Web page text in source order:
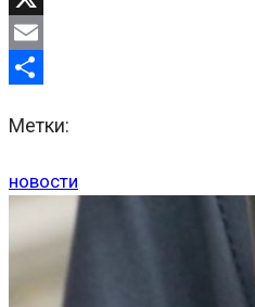
X
Email
Метки:
новости